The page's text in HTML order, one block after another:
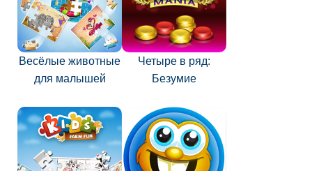
Весёлые животные
для малышей
Четыре в ряд:
Безумие